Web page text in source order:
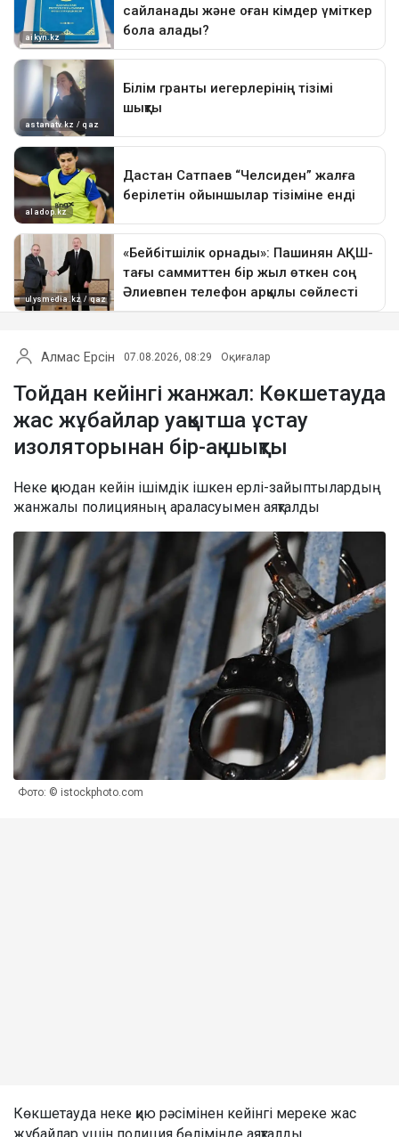
Алмас Ерсін 07.08.2026, 08:29 Оқиғалар
Тойдан кейінгі жанжал: Көкшетауда
жас жұбайлар уақытша ұстау
изоляторынан бір-ақ шықты
Неке қиюдан кейін ішімдік ішкен ерлі-зайыптылардың
жанжалы полицияның араласуымен аяқталды
Фото: © istockphoto.com
Көкшетауда неке қию рәсімінен кейінгі мереке жас